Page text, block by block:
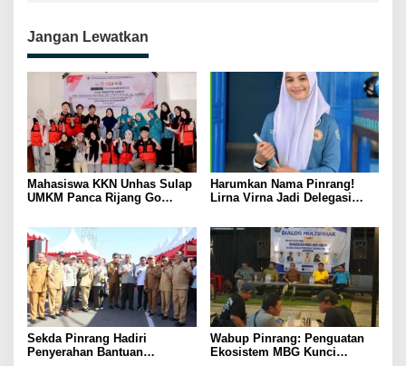
Jangan Lewatkan
Mahasiswa KKN Unhas Sulap
UMKM Panca Rijang Go
Antusias Ikuti Pelatihan
Harumkan Nama Pinrang!
Lirna Virna Jadi Delegasi
Indonesia 2026
Sekda Pinrang Hadiri
Penyerahan Bantuan
Wabup Pinrang: Penguatan
Ekosistem MBG Kunci